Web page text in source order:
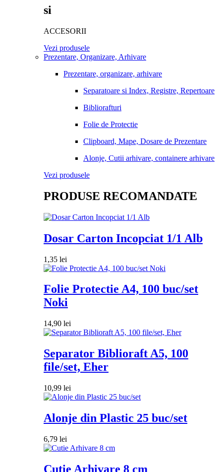
si
ACCESORII
Vezi produsele
Prezentare, Organizare, Arhivare
Prezentare, organizare, arhivare
Separatoare si Index, Registre, Repertoare
Bibliorafturi
Folie de Protectie
Clipboard, Mape, Dosare de Prezentare
Alonje, Cutii arhivare, containere arhivare
Vezi produsele
PRODUSE RECOMANDATE
Dosar Carton Incopciat 1/1 Alb
1,35 lei
Folie Protectie A4, 100 buc/set
Noki
14,90 lei
Separator Biblioraft A5, 100
file/set, Eher
10,99 lei
Alonje din Plastic 25 buc/set
6,79 lei
Cutie Arhivare 8 cm